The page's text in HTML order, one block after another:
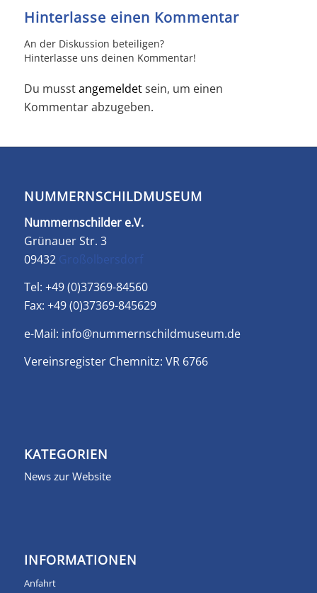
Hinterlasse einen Kommentar
An der Diskussion beteiligen?
Hinterlasse uns deinen Kommentar!
Du musstangemeldetsein, um einen
Kommentar abzugeben.
NUMMERNSCHILDMUSEUM
Nummernschilder e.V.
Grünauer Str. 3
09432 Großolbersdorf
Tel: +49 (0)37369-84560
Fax: +49 (0)37369-845629
e-Mail: info@nummernschildmuseum.de
Vereinsregister Chemnitz: VR 6766
KATEGORIEN
News zur Website
INFORMATIONEN
Anfahrt